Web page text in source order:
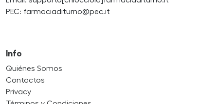
PEC: farmaciaditurno@pec.it
Info
Quiénes Somos
Contactos
Privacy